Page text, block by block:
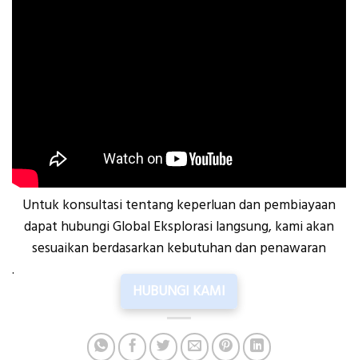
Untuk konsultasi tentang keperluan dan pembiayaan
dapat hubungi Global Eksplorasi langsung, kami akan
sesuaikan berdasarkan kebutuhan dan penawaran
.
HUBUNGI KAMI